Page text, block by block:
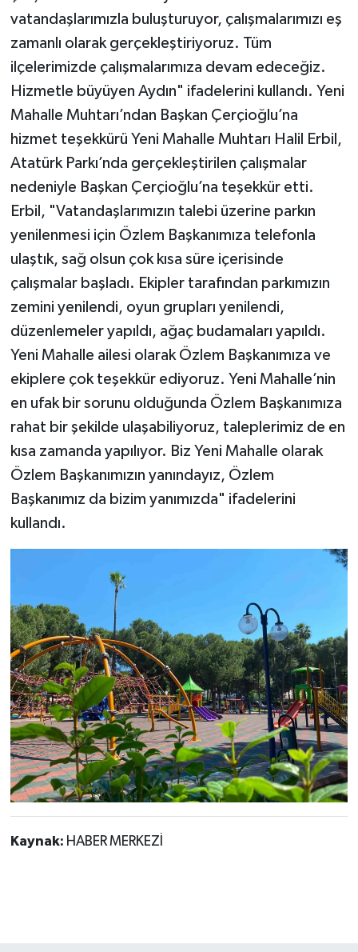
vatandaşlarımızla buluşturuyor, çalışmalarımızı eş
zamanlı olarak gerçekleştiriyoruz. Tüm
ilçelerimizde çalışmalarımıza devam edeceğiz.
Hizmetle büyüyen Aydın" ifadelerini kullandı. Yeni
Mahalle Muhtarı’ndan Başkan Çerçioğlu’na
hizmet teşekkürü Yeni Mahalle Muhtarı Halil Erbil,
Atatürk Parkı’nda gerçekleştirilen çalışmalar
nedeniyle Başkan Çerçioğlu’na teşekkür etti.
Erbil, "Vatandaşlarımızın talebi üzerine parkın
yenilenmesi için Özlem Başkanımıza telefonla
ulaştık, sağ olsun çok kısa süre içerisinde
çalışmalar başladı. Ekipler tarafından parkımızın
zemini yenilendi, oyun grupları yenilendi,
düzenlemeler yapıldı, ağaç budamaları yapıldı.
Yeni Mahalle ailesi olarak Özlem Başkanımıza ve
ekiplere çok teşekkür ediyoruz. Yeni Mahalle’nin
en ufak bir sorunu olduğunda Özlem Başkanımıza
rahat bir şekilde ulaşabiliyoruz, taleplerimiz de en
kısa zamanda yapılıyor. Biz Yeni Mahalle olarak
Özlem Başkanımızın yanındayız, Özlem
Başkanımız da bizim yanımızda" ifadelerini
kullandı.
Kaynak: HABER MERKEZİ